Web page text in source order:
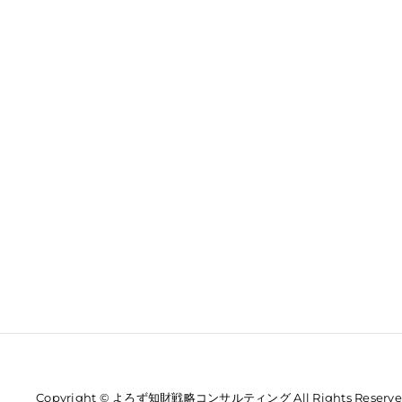
Copyright © よろず知財戦略コンサルティング All Rights